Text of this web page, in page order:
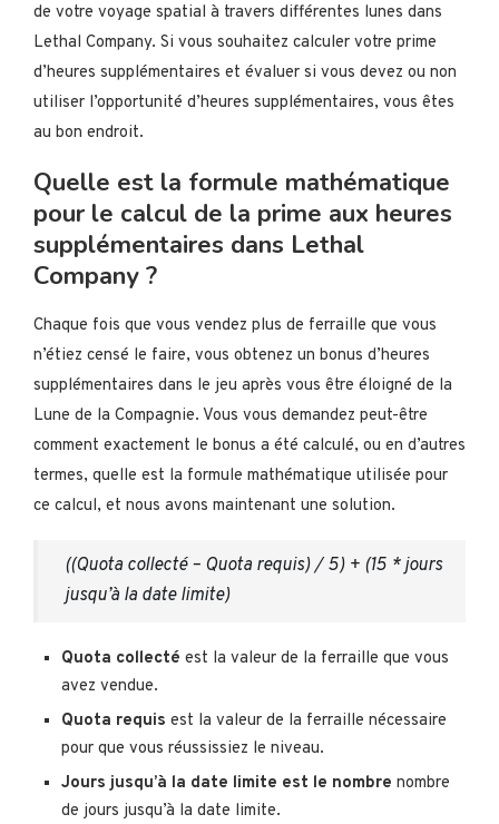
de votre voyage spatial à travers différentes lunes dans
Lethal Company. Si vous souhaitez calculer votre prime
d’heures supplémentaires et évaluer si vous devez ou non
utiliser l’opportunité d’heures supplémentaires, vous êtes
au bon endroit.
Quelle est la formule mathématique
pour le calcul de la prime aux heures
supplémentaires dans Lethal
Company ?
Chaque fois que vous vendez plus de ferraille que vous
n’étiez censé le faire, vous obtenez un bonus d’heures
supplémentaires dans le jeu après vous être éloigné de la
Lune de la Compagnie. Vous vous demandez peut-être
comment exactement le bonus a été calculé, ou en d’autres
termes, quelle est la formule mathématique utilisée pour
ce calcul, et nous avons maintenant une solution.
((Quota collecté – Quota requis) / 5) + (15 * jours
jusqu’à la date limite)
Quota collecté est la valeur de la ferraille que vous
avez vendue.
Quota requis est la valeur de la ferraille nécessaire
pour que vous réussissiez le niveau.
Jours jusqu’à la date limite est le nombre nombre
de jours jusqu’à la date limite.